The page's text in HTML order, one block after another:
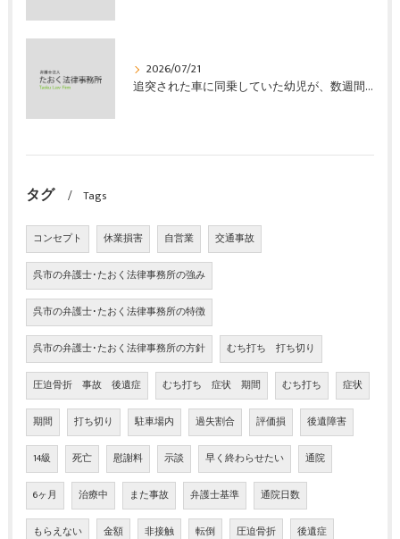
2026/07/21
追突された車に同乗していた幼児が、数週間の経過観察の後、裁判所の基準で人損の賠償金を獲得した事案｜たおく法律事務所
タグ Tags
コンセプト 休業損害 自営業 交通事故
呉市の弁護士･たおく法律事務所の強み
呉市の弁護士･たおく法律事務所の特徴
呉市の弁護士･たおく法律事務所の方針 むち打ち 打ち切り
圧迫骨折 事故 後遺症 むち打ち 症状 期間 むち打ち 症状
期間 打ち切り 駐車場内 過失割合 評価損 後遺障害
14級 死亡 慰謝料 示談 早く終わらせたい 通院
6ヶ月 治療中 また事故 弁護士基準 通院日数
もらえない 金額 非接触 転倒 圧迫骨折 後遺症